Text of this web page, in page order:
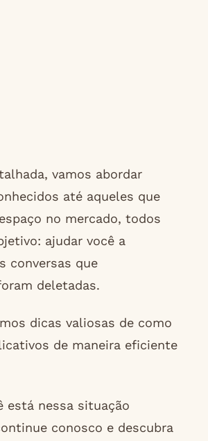
vamos abordar
até aqueles que
no mercado, todos
ajudar você a
conversas que
deletadas.
dicas valiosas de como
de maneira eficiente
está nessa situação
conosco e descubra